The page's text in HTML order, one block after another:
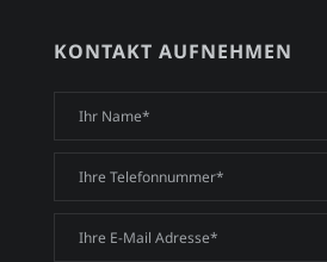
KONTAKT AUFNEHMEN